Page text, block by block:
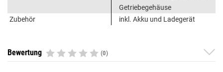
Getriebegehäuse
Zubehör
inkl. Akku und Ladegerät
Bewertung (0)